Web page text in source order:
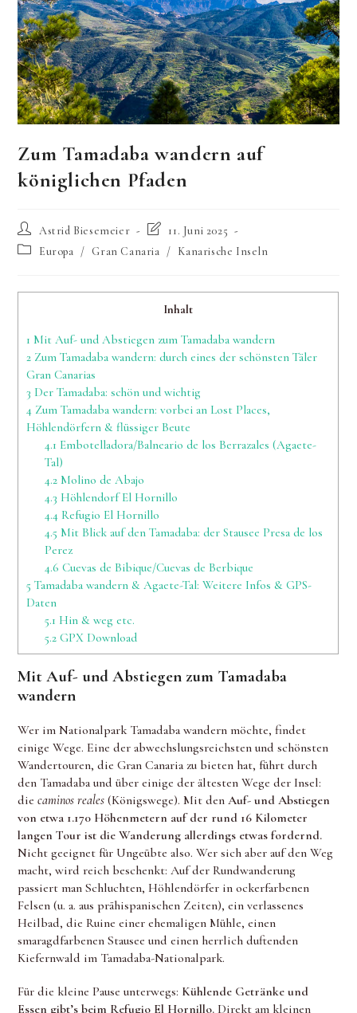
Zum Tamadaba wandern auf
königlichen Pfaden
Beitrags-
Autor:
Astrid Biesemeier
Beitrag
zuletzt
geändert
11. Juni 2025
Beitrags-
Europa / Gran Canaria / Kanarische Inseln
Inhalt
1 Mit Auf- und Abstiegen zum Tamadaba wandern
2 Zum Tamadaba wandern: durch eines der schönsten Täler
Gran Canarias
3 Der Tamadaba: schön und wichtig
4 Zum Tamadaba wandern: vorbei an Lost Places,
Höhlendörfern & flüssiger Beute
4.1 Embotelladora/Balneario de los Berrazales (Agaete-
Tal)
4.2 Molino de Abajo
4.3 Höhlendorf El Hornillo
4.4 Refugio El Hornillo
4.5 Mit Blick auf den Tamadaba: der Stausee Presa de los
Perez
4.6 Cuevas de Bibique/Cuevas de Berbique
5 Tamadaba wandern & Agaete-Tal: Weitere Infos & GPS-
Daten
5.1 Hin & weg etc.
5.2 GPX Download
Mit Auf- und Abstiegen zum Tamadaba
wandern
Wer im Nationalpark Tamadaba wandern möchte, findet
einige Wege. Eine der abwechslungsreichsten und schönsten
Wandertouren, die Gran Canaria zu bieten hat, führt durch
den Tamadaba und über einige der ältesten Wege der Insel:
diecaminos reales (Königswege). Mit denAuf- und Abstiegen
von etwa 1.170 Höhenmetern auf der rund 16 Kilometer
langen Tour ist die Wanderung allerdings etwas fordernd.
Nicht geeignet für Ungeübte also. Wer sich aber auf den Weg
macht, wird reich beschenkt: Auf der Rundwanderung
passiert man Schluchten, Höhlendörfer in ockerfarbenen
Felsen (u. a. aus prähispanischen Zeiten), ein verlassenes
Heilbad, die Ruine einer ehemaligen Mühle, einen
smaragdfarbenen Stausee und einen herrlich duftenden
Kiefernwald im Tamadaba-Nationalpark.
Für die kleine Pause unterwegs: Kühlende Getränke und
Essen gibt’s beim Refugio El Hornillo. Direkt am kleinen